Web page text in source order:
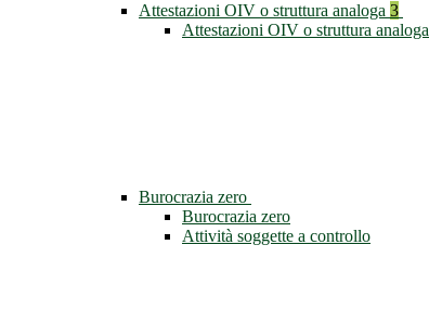
Attestazioni OIV o struttura analoga 3
Attestazioni OIV o struttura analoga
Burocrazia zero
Burocrazia zero
Attività soggette a controllo